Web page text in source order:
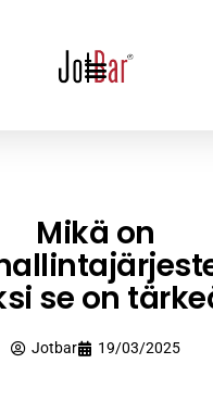
Mikä on
se on
Jotbar 19/03/2025